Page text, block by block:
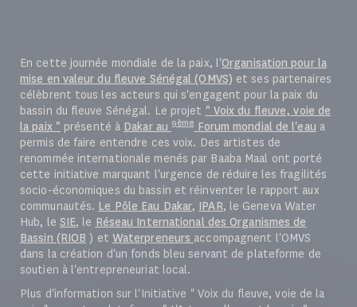
En cette journée mondiale de la paix, l'Organisation pour la
mise en valeur du fleuve Sénégal (OMVS) et ses partenaires
célèbrent tous les acteurs qui s'engagent pour la paix du
bassin du fleuve Sénégal. Le projet " Voix du fleuve, voie de
la paix " présenté à Dakar au 9èmeForum mondial de l'eau a
permis de faire entendre ces voix. Des artistes de
renommée internationale menés par Baaba Maal ont porté
cette initiative marquant l'urgence de réduire les fragilités
socio-économiques du bassin et réinventer le rapport aux
communautés. Le Pôle Eau Dakar, IPAR, le Geneva Water
Hub, le SIE, le Réseau International des Organismes de
Bassin (RIOB ) et Waterpreneurs accompagnent l'OMVS
dans la création d'un fonds bleu servant de plateforme de
soutien à l'entrepreneuriat local.
Plus d'information sur l'Initiative " Voix du fleuve, voie de la